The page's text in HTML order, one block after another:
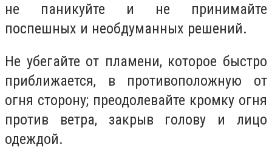
не паникуйте и не принимайте
поспешных и необдуманных решений.
Не убегайте от пламени, которое быстро
приближается, в противоположную от
огня сторону; преодолевайте кромку огня
против ветра, закрыв голову и лицо
одеждой.